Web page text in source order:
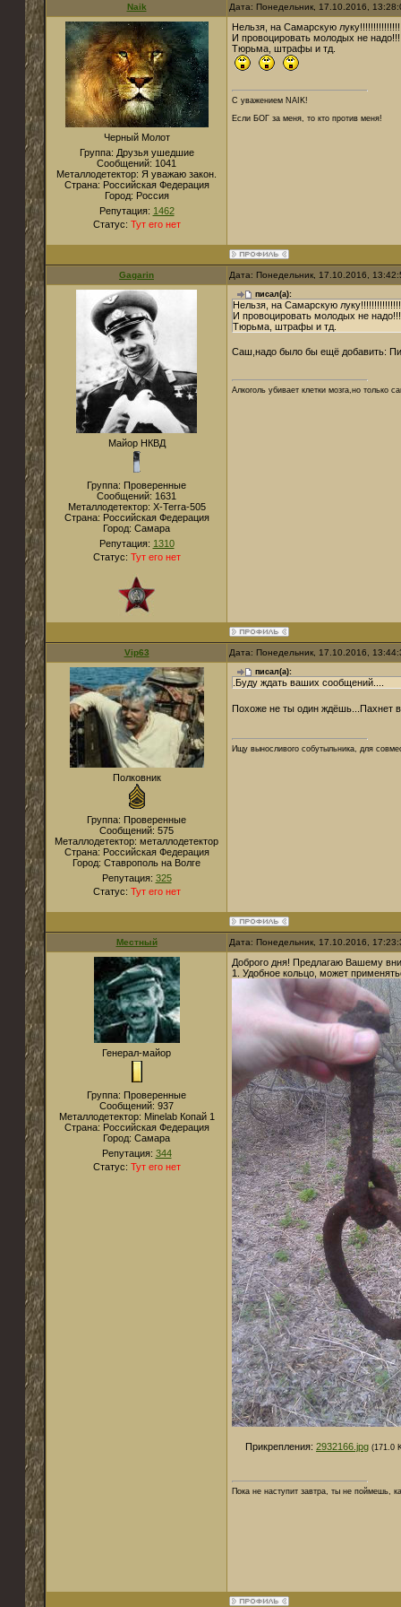
Naik Дата: Понедельник, 17.10.2016,
Черный Молот
Группа: Друзья ушедшие
Сообщений: 1041
Металлодетектор: Я уважаю закон.
Страна: Российская Федерация
Город: Россия
Репутация: 1462
Статус: Тут его нет
Нельзя, на Самарскую
И провоцировать молодых не
Тюрьма, штрафы и тд.
С уважением NAIK!
Если БОГ за меня, то кто против меня!
Gagarin Дата: Понедельник, 17.10.2016,
Майор НКВД
Группа: Проверенные
Сообщений: 1631
Металлодетектор: X-Terra-505
Страна: Российская Федерация
Город: Самара
Репутация: 1310
Статус: Тут его нет
писал(а):
Нельзя, на Самарскую
И провоцировать молодых не
Тюрьма, штрафы и тд.
Саш,надо было бы ещё добавить:
Алкоголь убивает клетки мозга,но
Vip63 Дата: Понедельник, 17.10.2016,
Полковник
Группа: Проверенные
Сообщений: 575
Металлодетектор: металлодетектор
Страна: Российская Федерация
Город: Ставрополь на Волге
Репутация: 325
Статус: Тут его нет
писал(а):
.Буду ждать ваших сообщений....
Похоже не ты один ждёшь...Пахнет
Ищу выносливого собутыльника, для
Местный Дата: Понедельник, 17.10.2016,
Генерал-майор
Группа: Проверенные
Сообщений: 937
Металлодетектор: Мinelab Копай 1
Страна: Российская Федерация
Город: Самара
Репутация: 344
Статус: Тут его нет
Доброго дня! Предлагаю Вашему
1. Удобное кольцо, может
Прикрепления: 2932166.jpg (171.0
Пока не наступит завтра, ты не поймешь,